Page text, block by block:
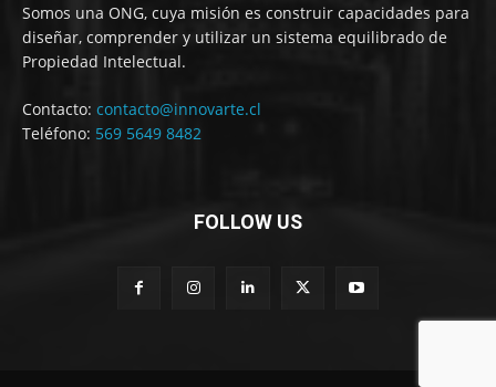
Somos una ONG, cuya misión es construir capacidades para
diseñar, comprender y utilizar un sistema equilibrado de
Propiedad Intelectual.
Contacto: contacto@innovarte.cl
Teléfono: 569 5649 8482
FOLLOW US